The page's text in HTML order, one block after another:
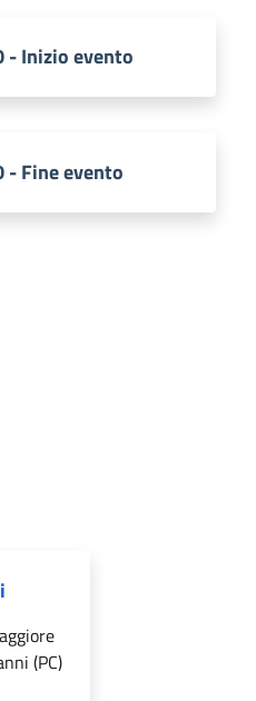
- Inizio evento
- Fine evento
(PC)